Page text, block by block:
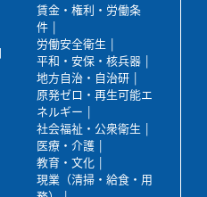
賃金・権利・労働条
件
労働安全衛生
平和・安保・核兵器
地方自治・自治研
原発ゼロ・再生可能エ
ネルギー
社会福祉・公衆衛生
医療・介護
教育・文化
現業（清掃・給食・用